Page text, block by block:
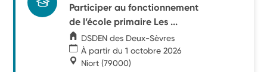
Participer au fonctionnement
de l’école primaire Les ...
DSDEN des Deux-Sèvres
À partir du 1 octobre 2026
Niort (79000)